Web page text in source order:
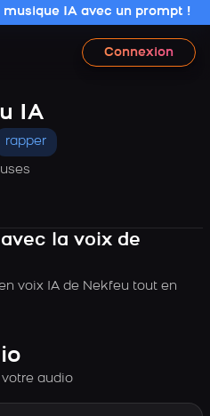
musique IA avec un prompt !
Connexion
IA
rapper
la voix de
voix IA de Nekfeu tout en
audio